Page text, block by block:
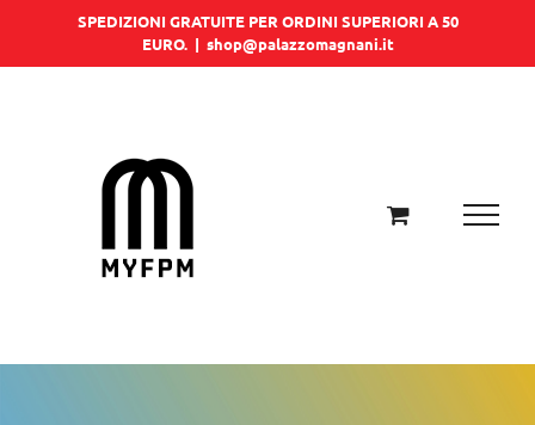
SPEDIZIONI GRATUITE PER ORDINI SUPERIORI A 50
EURO. | shop@palazzomagnani.it